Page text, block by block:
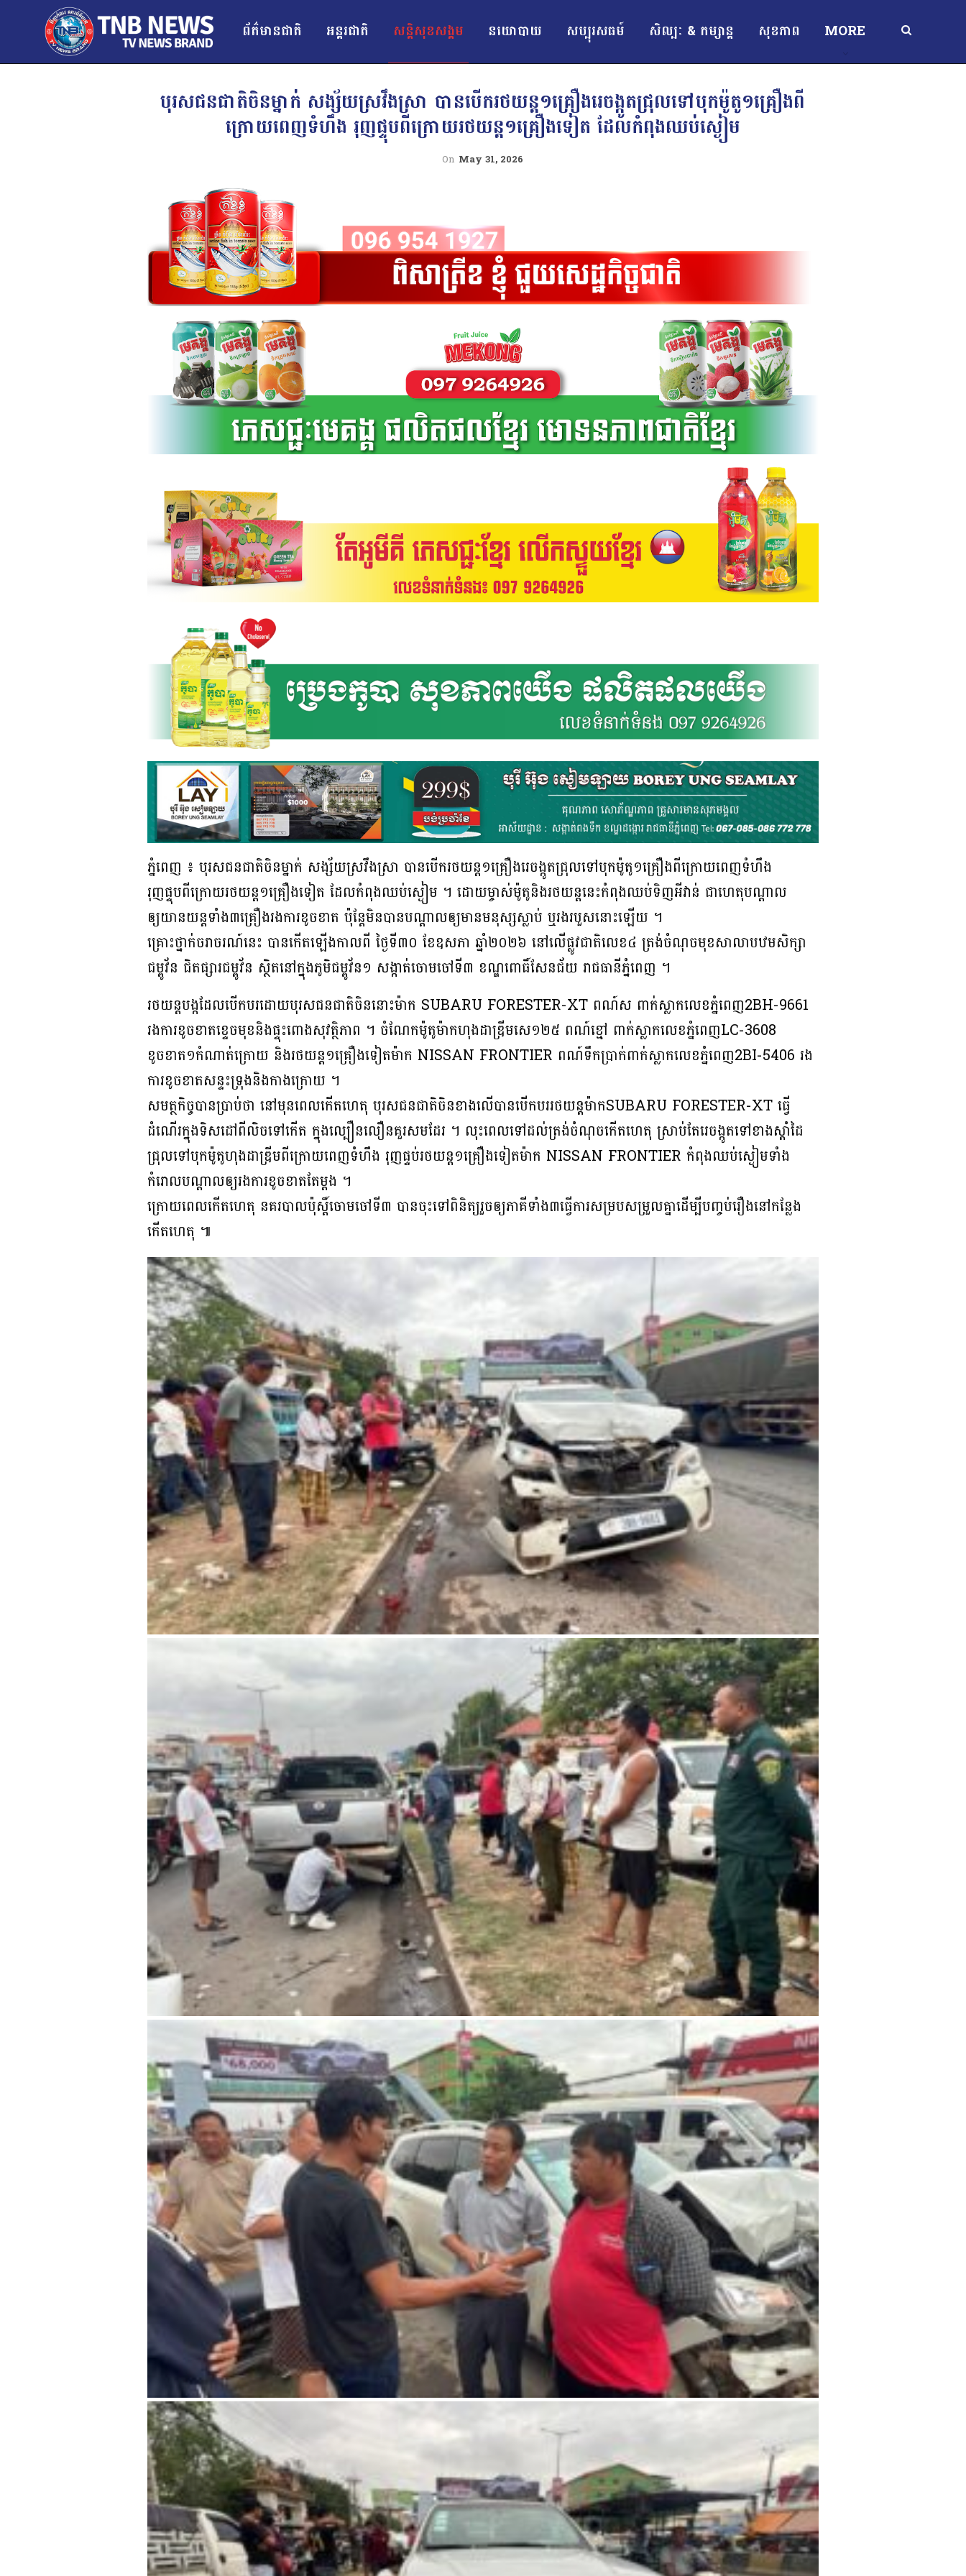
ព័ត៌មានជាតិ អន្ដរជាតិ សន្តិសុខសង្គម នយោបាយ សប្បុរសធម៍ សិល្បៈ & កម្សាន្ត សុខភាព MORE
បុរសជនជាតិចិនម្នាក់ សង្ស័យស្រវឹងស្រា បានបើករថយន្ត១គ្រឿងរេចង្កូតជ្រុលទៅបុកម៉ូតូ១គ្រឿងពី
ក្រោយពេញទំហឹង រុញផ្ទុបពីក្រោយរថយន្ត១គ្រឿងទៀត ដែលកំពុងឈប់ស្ងៀម
On May 31, 2026
ភ្នំពេញ ៖ បុរសជនជាតិចិនម្នាក់ សង្ស័យស្រវឹងស្រា បានបើករថយន្ត១គ្រឿងរេចង្កូតជ្រុលទៅបុកម៉ូតូ១គ្រឿងពីក្រោយពេញទំហឹង
រុញផ្ទុបពីក្រោយរថយន្ត១គ្រឿងទៀត ដែលកំពុងឈប់ស្ងៀម ។ ដោយម្ចាស់ម៉ូតូនិងរថយន្តនេះកំពុងឈប់ទិញអីវាន់ ជាហេតុបណ្ដាល
ឲ្យយានយន្តទាំង៣គ្រឿងរងការខូចខាត ប៉ុន្តែមិនបានបណ្ដាលឲ្យមានមនុស្សស្លាប់ ឬរងរបួសនោះឡើយ ។
គ្រោះថ្នាក់ចរាចរណ៍នេះ បានកើតឡើងកាលពី ថ្ងៃទី៣០ ខែឧសភា ឆ្នាំ២០២៦ នៅលើផ្លូវជាតិលេខ៤ ត្រង់ចំណុចមុខសាលាបឋមសិក្សា
ជម្ពូវ័ន ជិតផ្សារជម្ពូវ័ន ស្ថិតនៅក្នុងភូមិជម្ពូវ័ន១ សង្កាត់ចោមចៅទី៣ ខណ្ឌពោធិ៍សែនជ័យ រាជធានីភ្នំពេញ ។
រថយន្តបង្កដែលបើកបរដោយបុរសជនជាតិចិននោះម៉ាក SUBARU FORESTER-XT ពណ៍ស ពាក់ស្លាកលេខភ្នំពេញ2BH-9661
រងការខូចខាតខ្ទេចមុខនិងផ្ទុះពោងសុវត្ថិភាព ។ ចំណែកម៉ូតូម៉ាកហុងដាឌ្រីមសេ១២៥ ពណ៍ខ្មៅ ពាក់ស្លាកលេខភ្នំពេញLC-3608
ខូចខាត១កំណាត់ក្រោយ និងរថយន្ត១គ្រឿងទៀតម៉ាក NISSAN FRONTIER ពណ៍ទឹកប្រាក់ពាក់ស្លាកលេខភ្នំពេញ2BI-5406 រង
ការខូចខាតសន្ទះទ្រុងនិងកាងក្រោយ ។
សមត្ថកិច្ចបានប្រាប់ថា នៅមុនពេលកើតហេតុ បុរសជនជាតិចិនខាងលើបានបើកបររថយន្តម៉ាកSUBARU FORESTER-XT ធ្វើ
ដំណើរក្នុងទិសដៅពីលិចទៅកើត ក្នុងល្បឿនលឿនគួរសមដែរ ។ លុះពេលទៅដល់ត្រង់ចំណុចកើតហេតុ ស្រាប់តែរេចង្កូតទៅខាងស្ដាំដៃ
ជ្រុលទៅបុកម៉ូតូហុងដាឌ្រីមពីក្រោយពេញទំហឹង រុញផ្ទប់រថយន្ត១គ្រឿងទៀតម៉ាក NISSAN FRONTIER កំពុងឈប់ស្ងៀមទាំង
កំរោលបណ្ដាលឲ្យរងការខូចខាតតែម្ដង ។
ក្រោយពេលកើតហេតុ នគរបាលប៉ុស្តិ៍ចោមចៅទី៣ បានចុះទៅពិនិត្យរួចឲ្យភាគីទាំង៣ធ្វើការសម្របសម្រួលគ្នាដើម្បីបញ្ចប់រឿងនៅកន្លែង
កើតហេតុ ៕